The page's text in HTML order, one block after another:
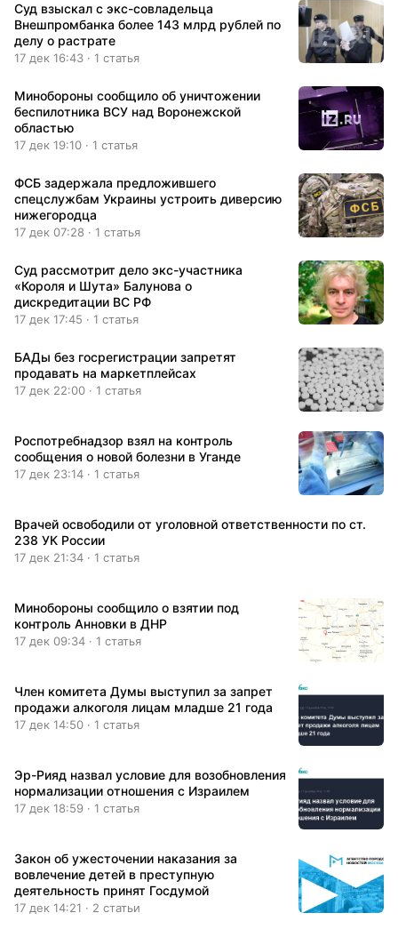
Суд взыскал с экс-совладельца
Внешпромбанка более 143 млрд рублей по
делу о растрате
17 дек 16:43 · 1 статья
Минобороны сообщило об уничтожении
беспилотника ВСУ над Воронежской
областью
17 дек 19:10 · 1 статья
ФСБ задержала предложившего
спецслужбам Украины устроить диверсию
нижегородца
17 дек 07:28 · 1 статья
Суд рассмотрит дело экс-участника
«Короля и Шута» Балунова о
дискредитации ВС РФ
17 дек 17:45 · 1 статья
БАДы без госрегистрации запретят
продавать на маркетплейсах
17 дек 22:00 · 1 статья
Роспотребнадзор взял на контроль
сообщения о новой болезни в Уганде
17 дек 23:14 · 1 статья
Врачей освободили от уголовной ответственности по ст.
238 УК России
17 дек 21:34 · 1 статья
Минобороны сообщило о взятии под
контроль Анновки в ДНР
17 дек 09:34 · 1 статья
Член комитета Думы выступил за запрет
продажи алкоголя лицам младше 21 года
17 дек 14:50 · 1 статья
Эр-Рияд назвал условие для возобновления
нормализации отношения с Израилем
17 дек 18:59 · 1 статья
Закон об ужесточении наказания за
вовлечение детей в преступную
деятельность принят Госдумой
17 дек 14:21 · 2 статьи